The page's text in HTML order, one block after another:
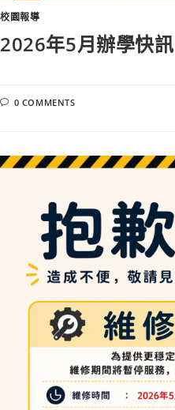
校園報導
2026年5月辦學快訊
0 COMMENTS